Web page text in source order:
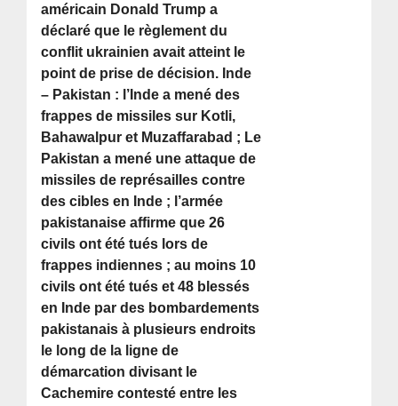
américain Donald Trump a
déclaré que le règlement du
conflit ukrainien avait atteint le
point de prise de décision. Inde
– Pakistan : l’Inde a mené des
frappes de missiles sur Kotli,
Bahawalpur et Muzaffarabad ; Le
Pakistan a mené une attaque de
missiles de représailles contre
des cibles en Inde ; l’armée
pakistanaise affirme que 26
civils ont été tués lors de
frappes indiennes ; au moins 10
civils ont été tués et 48 blessés
en Inde par des bombardements
pakistanais à plusieurs endroits
le long de la ligne de
démarcation divisant le
Cachemire contesté entre les